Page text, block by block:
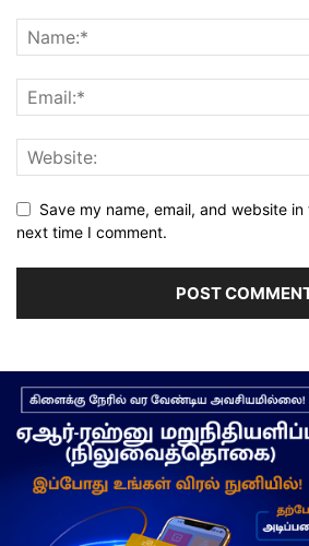
Save my name, email, and website
next time I comment.